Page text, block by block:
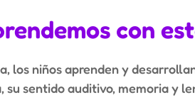
con
los niños aprenden y
su sentido auditivo, memoria y